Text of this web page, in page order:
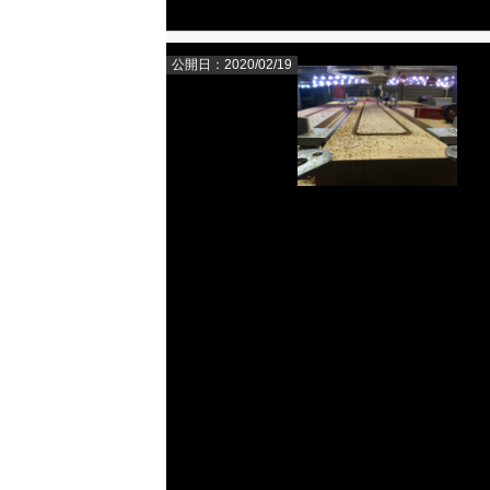
公開日：2020/02/19